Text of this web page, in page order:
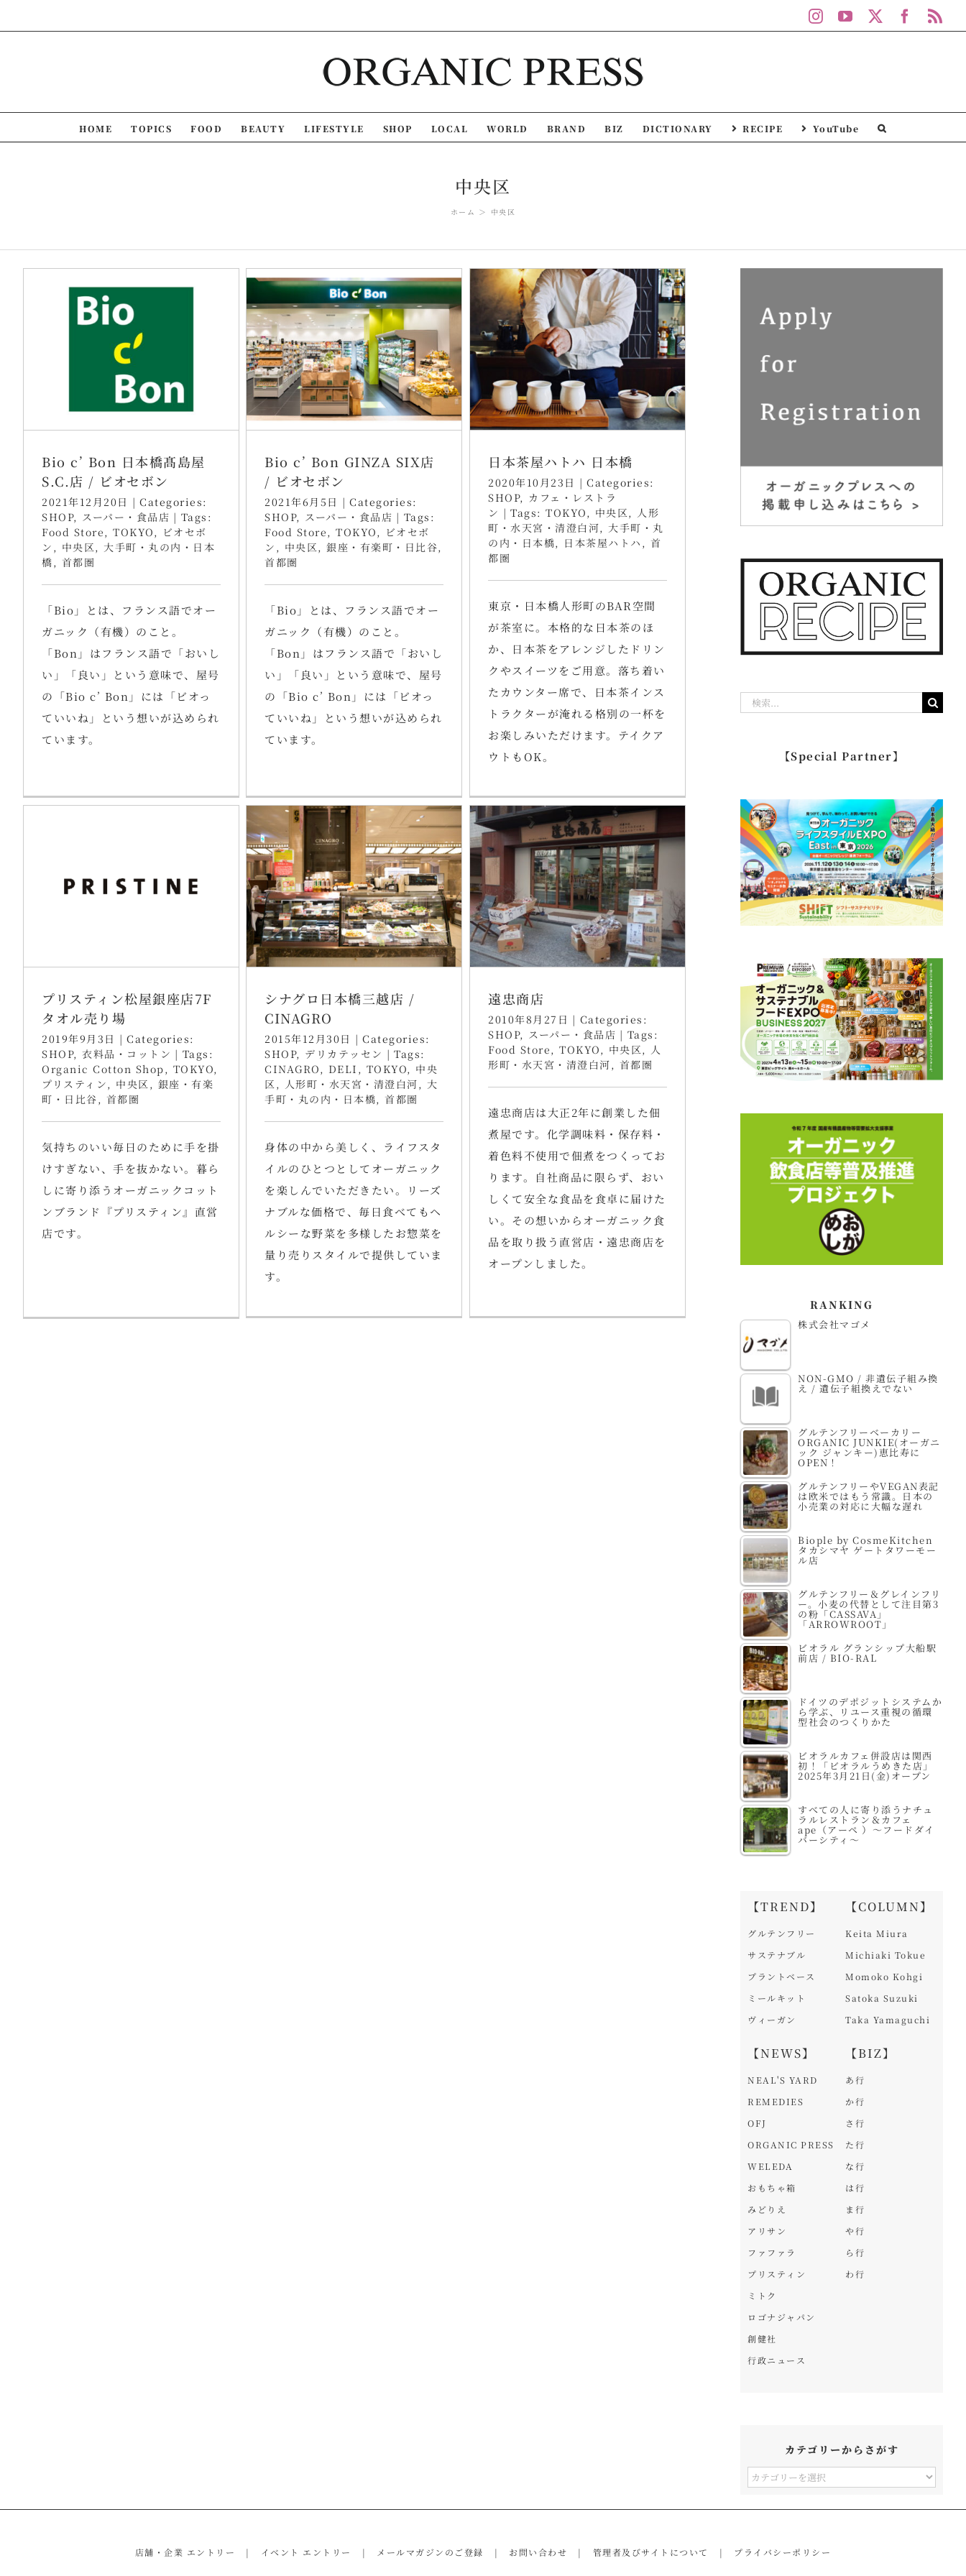
to
InstagramYouTube
HOME TOPICS FOOD BEAUTY LIFESTYLE SHOP LOCAL WORLD BRAND BIZ DICTIONARY RECIPE YouTube
中央区
ホーム 中央区
Bio c’ Bon 日本橋髙島屋
S.C.店 / ビオセボン
2021年12月20日 | Categories:
SHOP, スーパー・食品店 | Tags:
Food Store , TOKYO , ビオセボ
ン , 中央区 , 大手町・丸の内・日本
橋 , 首都圏
「Bio」とは、フランス語でオー
ガニック（有機）のこと。
「Bon」はフランス語で「おいし
い」「良い」という意味で、屋号
の「Bio c’ Bon」には「ビオっ
ていいね」という想いが込められ
ています。
Bio c’ Bon GINZA SIX店
/ ビオセボン
2021年6月5日 | Categories:
SHOP, スーパー・食品店 | Tags:
Food Store , TOKYO , ビオセボ
ン , 中央区 , 銀座・有楽町・日比谷,
首都圏
「Bio」とは、フランス語でオー
ガニック（有機）のこと。
「Bon」はフランス語で「おいし
い」「良い」という意味で、屋号
の「Bio c’ Bon」には「ビオっ
ていいね」という想いが込められ
ています。
日本茶屋ハトハ 日本橋
2020年10月23日 | Categories:
SHOP, カフェ・レストラ
ン | Tags: TOKYO , 中央区 , 人形
町・水天宮・清澄白河, 大手町・丸
の内・日本橋, 日本茶屋ハトハ , 首
都圏
東京・日本橋人形町のBAR空間
が茶室に。本格的な日本茶のほ
か、日本茶をアレンジしたドリン
クやスイーツをご用意。落ち着い
たカウンター席で、日本茶インス
トラクターが淹れる格別の一杯を
お楽しみいただけます。テイクア
ウトもOK。
プリスティン松屋銀座店7F
タオル売り場
2019年9月3日 | Categories:
SHOP, 衣料品・コットン | Tags:
Organic Cotton Shop , TOKYO,
プリスティン , 中央区 , 銀座・有楽
町・日比谷 , 首都圏
気持ちのいい毎日のために手を掛
けすぎない、手を抜かない。暮ら
しに寄り添うオーガニックコット
ンブランド『プリスティン』直営
店です。
シナグロ日本橋三越店 /
CINAGRO
2015年12月30日 | Categories:
SHOP, デリカテッセン | Tags:
CINAGRO , DELI , TOKYO, 中央
区 , 人形町・水天宮・清澄白河 , 大
手町・丸の内・日本橋, 首都圏
身体の中から美しく、ライフスタ
イルのひとつとしてオーガニック
を楽しんでいただきたい。リーズ
ナブルな価格で、毎日食べてもヘ
ルシーな野菜を多様したお惣菜を
量り売りスタイルで提供していま
す。
遠忠商店
2010年8月27日 | Categories:
SHOP, スーパー・食品店 | Tags:
Food Store , TOKYO , 中央区 , 人
形町・水天宮・清澄白河 , 首都圏
遠忠商店は大正2年に創業した佃
煮屋です。化学調味料・保存料・
着色料不使用で佃煮をつくってお
ります。自社商品に限らず、おい
しくて安全な食品を食卓に届けた
い。その想いからオーガニック食
品を取り扱う直営店・遠忠商店を
オープンしました。
【Special Partner】
RANKING
株式会社マゴメ
NON-GMO / 非遺伝子組み換
え / 遺伝子組換えでない
グルテンフリーベーカリー
ORGANIC JUNKIE(オーガニ
ック ジャンキー)恵比寿に
OPEN！
グルテンフリーやVEGAN表記
は欧米ではもう常識。日本の
小売業の対応に大幅な遅れ
Biople by CosmeKitchen
タカシマヤ ゲートタワーモー
ル店
グルテンフリー＆グレインフリ
ー。小麦の代替として注目第3
の粉「CASSAVA」
「ARROWROOT」
ビオラル グランシップ大船駅
前店 / BIO-RAL
ドイツのデポジットシステムか
ら学ぶ、リユース重視の循環
型社会のつくりかた
ビオラルカフェ併設店は関西
初！「ビオラルうめきた店」
2025年3月21日(金)オープン
すべての人に寄り添うナチュ
ラルレストラン＆カフェ
ape（アーペ ）～フードダイ
バーシティ～
【TREND】
グルテンフリー
サステナブル
プラントベース
ミールキット
ヴィーガン
【NEWS】
NEAL'S YARD
REMEDIES
OFJ
ORGANIC PRESS
WELEDA
おもちゃ箱
みどりえ
アリサン
ファファラ
プリスティン
ミトク
ロゴナジャパン
創健社
行政ニュース
【COLUMN】
Keita Miura
Michiaki Tokue
Momoko Kohgi
Satoka Suzuki
Taka Yamaguchi
【BIZ】
あ行
か行
さ行
た行
な行
は行
ま行
や行
ら行
わ行
カテゴリーからさがす
カ
ー
店舗・企業 エントリー イベント エントリー メールマガジンのご登録 お問い合わせ 管理者及びサイトについて プライバシーポリシー